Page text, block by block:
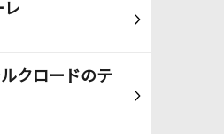
レ
クロードのテ